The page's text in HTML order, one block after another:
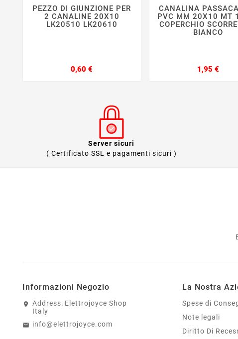
   
PEZZO DI GIUNZIONE PER
2 CANALINE 20X10
LK20510 LK20610
0,60 €
  
CANALINA
PVC MM 20X10 MT
COPERCHIO
BIANCO
1,95 €
Server sicuri
( Certificato SSL e pagamenti sicuri )
Informazioni Negozio
Address: Elettrojoyce Shop
Italy
info@elettrojoyce.com
La Nostra
Spese di
Note legali
Diritto Di